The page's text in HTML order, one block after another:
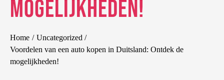
mogelijkheden!
Home
Uncategorized
Voordelen van een auto kopen in Duitsland: Ontdek de
mogelijkheden!